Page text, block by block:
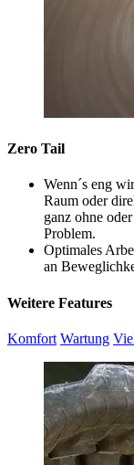
Zero Tail
Wenn´s eng
Raum oder
ganz ohne
Problem.
Optimales
an
Weitere Features
Komfort Wartung